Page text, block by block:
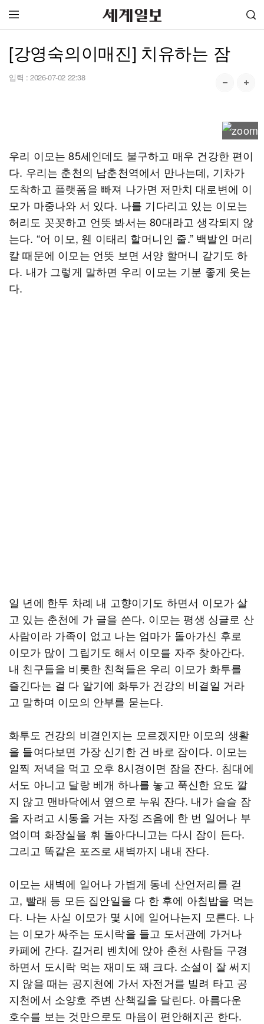
[강영숙의이매진] 치유하는 잠
입력 : 2026-07-02 22:38
우리 이모는 85세인데도 불구하고 매우 건강한 편이
다. 우리는 춘천의 남춘천역에서 만나는데, 기차가
도착하고 플랫폼을 빠져 나가면 저만치 대로변에 이
모가 마중나와 서 있다. 나를 기다리고 있는 이모는
허리도 꼿꼿하고 언뜻 봐서는 80대라고 생각되지 않
는다. “어 이모, 웬 이태리 할머니인 줄.” 백발인 머리
칼 때문에 이모는 언뜻 보면 서양 할머니 같기도 하
다. 내가 그렇게 말하면 우리 이모는 기분 좋게 웃는
다.
일 년에 한두 차례 내 고향이기도 하면서 이모가 살
고 있는 춘천에 가 글을 쓴다. 이모는 평생 싱글로 산
사람이라 가족이 없고 나는 엄마가 돌아가신 후로
이모가 많이 그립기도 해서 이모를 자주 찾아간다.
내 친구들을 비롯한 친척들은 우리 이모가 화투를
즐긴다는 걸 다 알기에 화투가 건강의 비결일 거라
고 말하며 이모의 안부를 묻는다.
화투도 건강의 비결인지는 모르겠지만 이모의 생활
을 들여다보면 가장 신기한 건 바로 잠이다. 이모는
일찍 저녁을 먹고 오후 8시경이면 잠을 잔다. 침대에
서도 아니고 달랑 베개 하나를 놓고 푹신한 요도 깔
지 않고 맨바닥에서 옆으로 누워 잔다. 내가 슬슬 잠
을 자려고 시동을 거는 자정 즈음에 한 번 일어나 부
엌이며 화장실을 휘 돌아다니고는 다시 잠이 든다.
그리고 똑같은 포즈로 새벽까지 내내 잔다.
이모는 새벽에 일어나 가볍게 동네 산언저리를 걷
고, 빨래 등 모든 집안일을 다 한 후에 아침밥을 먹는
다. 나는 사실 이모가 몇 시에 일어나는지 모른다. 나
는 이모가 싸주는 도시락을 들고 도서관에 가거나
카페에 간다. 길거리 벤치에 앉아 춘천 사람들 구경
하면서 도시락 먹는 재미도 꽤 크다. 소설이 잘 써지
지 않을 때는 공지천에 가서 자전거를 빌려 타고 공
지천에서 소양호 주변 산책길을 달린다. 아름다운
호수를 보는 것만으로도 마음이 편안해지곤 한다.